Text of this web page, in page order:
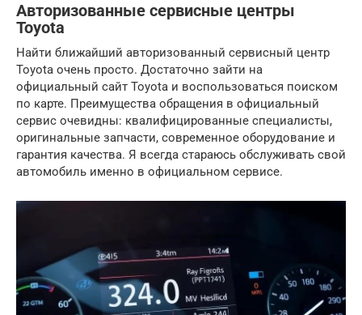
Авторизованные сервисные центры
Toyota
Найти ближайший авторизованный сервисный центр
Toyota очень просто. Достаточно зайти на
официальный сайт Toyota и воспользоваться поиском
по карте. Преимущества обращения в официальный
сервис очевидны: квалифицированные специалисты,
оригинальные запчасти, современное оборудование и
гарантия качества. Я всегда стараюсь обслуживать свой
автомобиль именно в официальном сервисе.